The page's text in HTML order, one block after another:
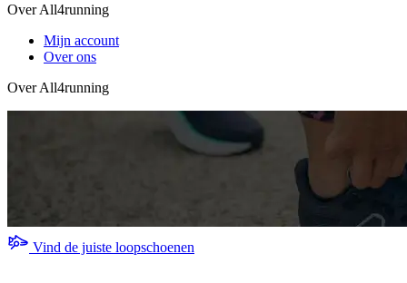
Over All4running
Mijn account
Over ons
Over All4running
Vind de juiste loopschoenen